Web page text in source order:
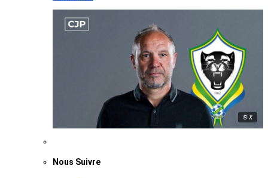
© X
Nous Suivre